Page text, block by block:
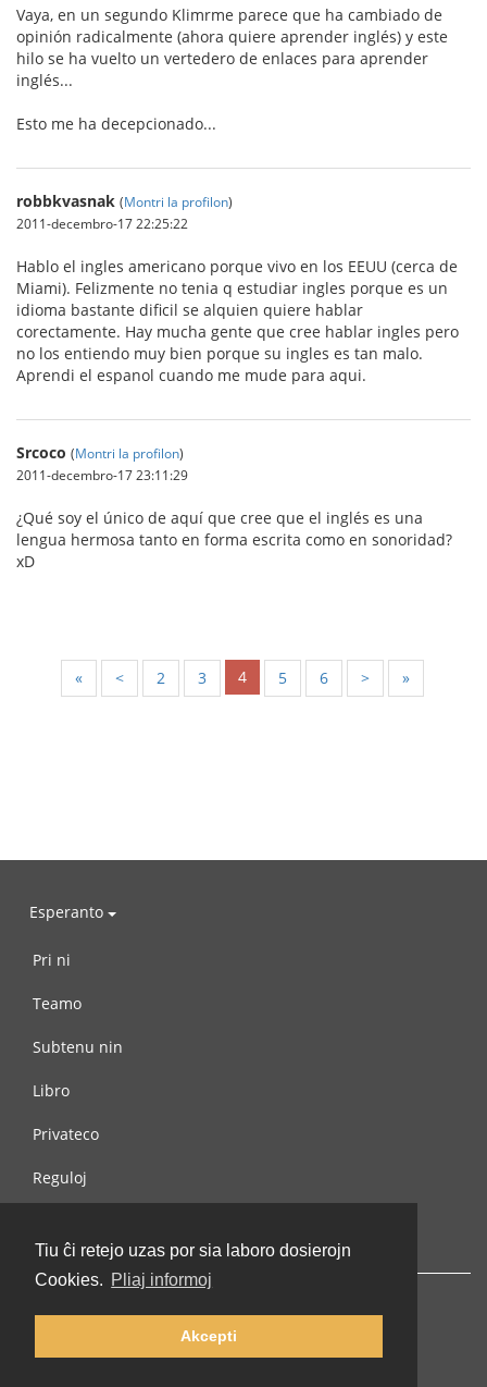
Tiu ĉi retejo uzas por sia laboro dosierojn
Cookies. Pliaj informoj
Akcepti
Vaya, en un segundo Klimrme parece que ha cambiado de
opinión radicalmente (ahora quiere aprender inglés) y este
hilo se ha vuelto un vertedero de enlaces para aprender
inglés...
Esto me ha decepcionado...
robbkvasnak (Montri la profilon)
2011-decembro-17 22:25:22
Hablo el ingles americano porque vivo en los EEUU (cerca de
Miami). Felizmente no tenia q estudiar ingles porque es un
idioma bastante dificil se alquien quiere hablar
corectamente. Hay mucha gente que cree hablar ingles pero
no los entiendo muy bien porque su ingles es tan malo.
Aprendi el espanol cuando me mude para aqui.
Srcoco (Montri la profilon)
2011-decembro-17 23:11:29
¿Qué soy el único de aquí que cree que el inglés es una
lengua hermosa tanto en forma escrita como en sonoridad?
xD
« < 2 3 4 5 6 > »
Esperanto
Pri ni
Teamo
Subtenu nin
Libro
Privateco
Reguloj
© 2002-2026 lernu.net |Impressum